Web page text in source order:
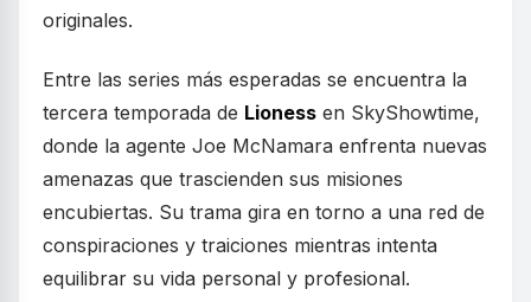
originales.
Entre las series más esperadas se encuentra la
tercera temporada de Lioness en SkyShowtime,
donde la agente Joe McNamara enfrenta nuevas
amenazas que trascienden sus misiones
encubiertas. Su trama gira en torno a una red de
conspiraciones y traiciones mientras intenta
equilibrar su vida personal y profesional.